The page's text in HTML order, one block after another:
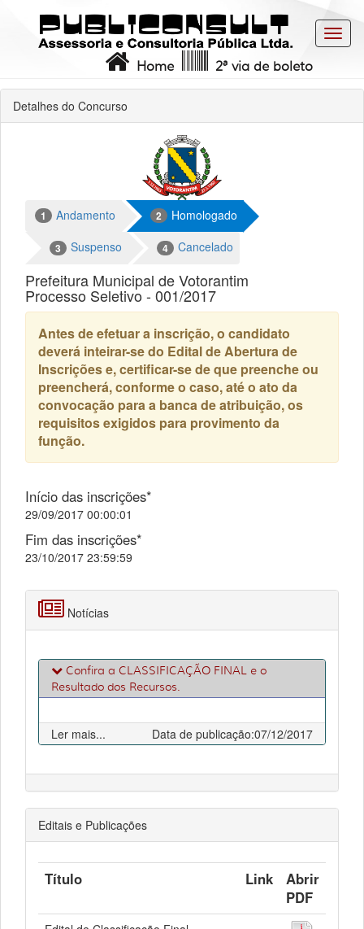
2ª via de boleto
Home
Detalhes do Concurso
1 Andamento 2 Homologado
3 Suspenso 4 Cancelado
Prefeitura Municipal de Votorantim
Processo Seletivo - 001/2017
Antes de efetuar a inscrição, o candidato
deverá inteirar-se do Edital de Abertura de
Inscrições e, certificar-se de que preenche ou
preencherá, conforme o caso, até o ato da
convocação para a banca de atribuição, os
requisitos exigidos para provimento da
função.
Início das inscrições*
29/09/2017 00:00:01
Fim das inscrições*
23/10/2017 23:59:59
Notícias
Confira a CLASSIFICAÇÃO FINAL e o
Resultado dos Recursos.
Ler mais... Data de publicação:07/12/2017
Editais e Publicações
Título Link
Abrir
PDF